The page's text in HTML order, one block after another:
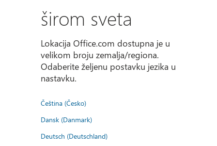
širom sveta
Lokacija Office.com dostupna je u
velikom broju zemalja/regiona.
Odaberite željenu postavku jezika u
nastavku.
Čeština (Česko)
Dansk (Danmark)
Deutsch (Deutschland)